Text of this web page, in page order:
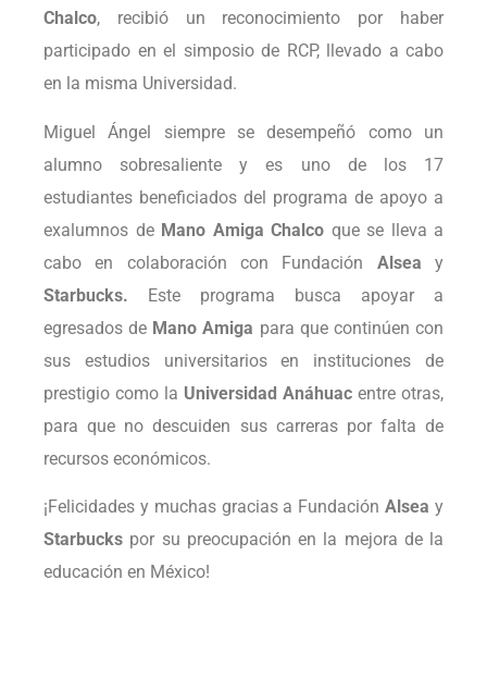
Chalco, recibió un reconocimiento por haber
participado en el simposio de RCP, llevado a cabo
en la misma Universidad.
Miguel Ángel siempre se desempeñó como un
alumno sobresaliente y es uno de los 17
estudiantes beneficiados del programa de apoyo a
exalumnos de Mano Amiga Chalco que se lleva a
cabo en colaboración con Fundación Alsea y
Starbucks. Este programa busca apoyar a
egresados de Mano Amiga para que continúen con
sus estudios universitarios en instituciones de
prestigio como la Universidad Anáhuac entre otras,
para que no descuiden sus carreras por falta de
recursos económicos.
¡Felicidades y muchas gracias a FundaciónAlsea y
Starbucks por su preocupación en la mejora de la
educación en México!